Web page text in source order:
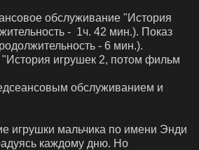
обслуживание "История
-  1ч. 42 мин.). Показ
- 6 мин.).
"История игрушек 2, потом фильм
обслуживанием и
игрушки мальчика по имени Энди
каждому дню. Но